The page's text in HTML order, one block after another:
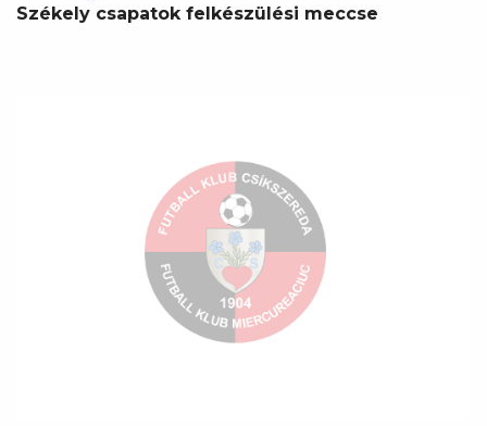
Székely csapatok felkészülési meccse